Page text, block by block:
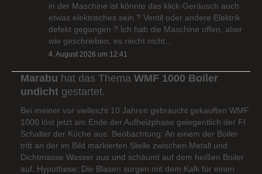
in der Maschine ist könnte das klick-Geräusch auch
etwas elektrisches sein ? Ventil oder andere Elektrik
defekt gegangen ? Ich hab die Maschine offen, aber
wie geschrieben, es riecht nicht…
4. August 2026 um 12:41
Marabu hat das Thema WMF 1000 Boiler
undicht gestartet.
Bei meiner vor vielleicht 10 Jahren gebraucht gekauften WMF
1000 löst jetzt am Ende der Aufheizphase gelegentlich der FI
Schalter der Küche aus. Beobachtung: An einem der Boiler
tritt an der im Bild markierten Stelle zwischen Metall und
Dichtmasse Wasser aus und schäumt auf dem heißen Boiler
auf. Hypothese: Die Blasen sorgen mit dem Kalk für einen